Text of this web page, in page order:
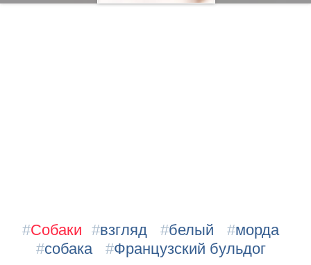
#Собаки #взгляд #белый #морда
#собака #Французский бульдог